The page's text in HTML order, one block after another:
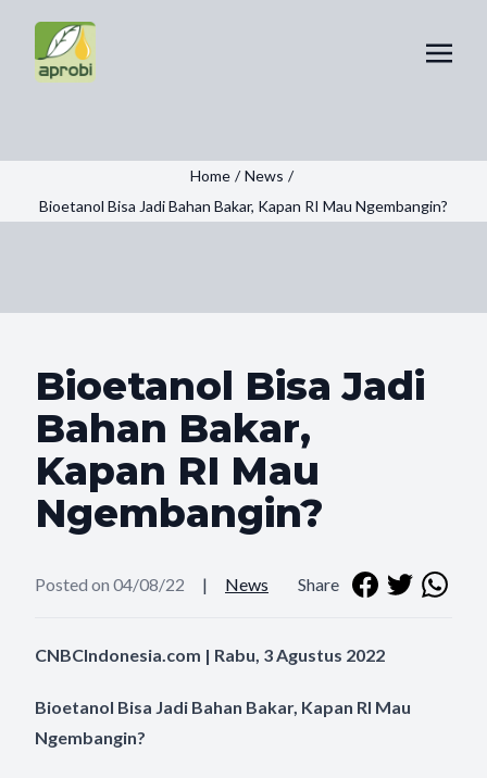
Home / News /
Bioetanol Bisa Jadi Bahan Bakar, Kapan RI Mau Ngembangin?
Bioetanol Bisa Jadi
Bahan Bakar,
Kapan RI Mau
Ngembangin?
Posted on 04/08/22 | News Share
CNBCIndonesia.com | Rabu, 3 Agustus 2022
Bioetanol Bisa Jadi Bahan Bakar, Kapan RI Mau
Ngembangin?